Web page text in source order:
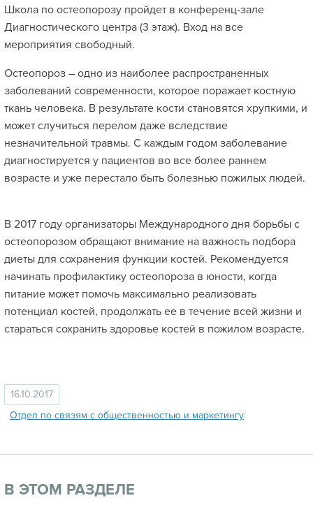
Школа по остеопорозу пройдет в конференц-зале
Диагностического центра (3 этаж). Вход на все
мероприятия свободный.
Остеопороз – одно из наиболее распространенных
заболеваний современности, которое поражает костную
ткань человека. В результате кости становятся хрупкими, и
может случиться перелом даже вследствие
незначительной травмы. С каждым годом заболевание
диагностируется у пациентов во все более раннем
возрасте и уже перестало быть болезнью пожилых людей.
В 2017 году организаторы Международного дня борьбы с
остеопорозом обращают внимание на важность подбора
диеты для сохранения функции костей. Рекомендуется
начинать профилактику остеопороза в юности, когда
питание может помочь максимально реализовать
потенциал костей, продолжать ее в течение всей жизни и
стараться сохранить здоровье костей в пожилом возрасте.
16.10.2017
Отдел по связям с общественностью и маркетингу
В ЭТОМ РАЗДЕЛЕ